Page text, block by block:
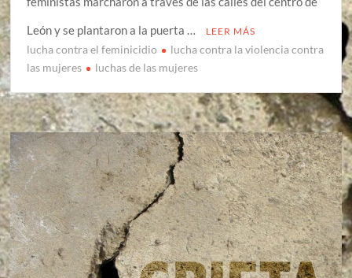
León y se plantaron a la puerta …
LEER MÁS
lucha contra el feminicidio
lucha contra la violencia contra
las mujeres
luchas de las mujeres